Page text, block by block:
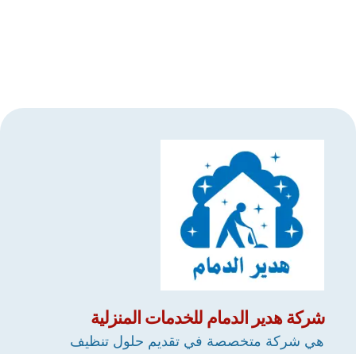
شركةهدير الدمام للخدمات المنزلية
هي شركة متخصصة في تقديم حلول تنظيف